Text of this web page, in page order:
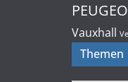
Vauxhall
Themen